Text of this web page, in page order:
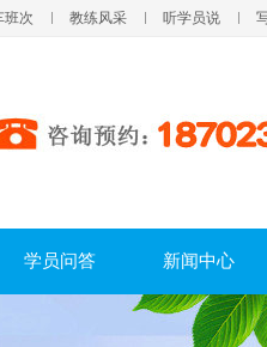
班次 教练风采 听学员说
学员问答 新闻中心